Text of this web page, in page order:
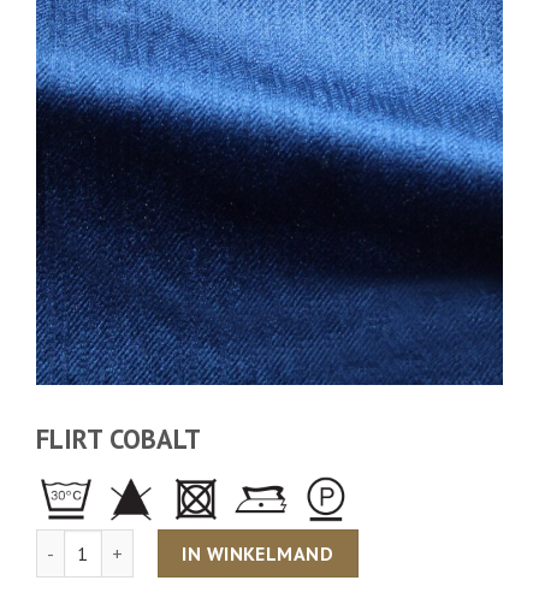
FLIRT COBALT
Aantal IN WINKELMAND